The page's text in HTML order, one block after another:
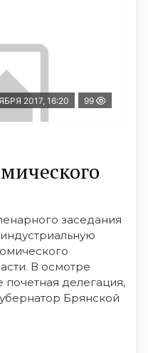
2017, 16:20 99
заседания
В осмотре
почетная делегация,
Брянской